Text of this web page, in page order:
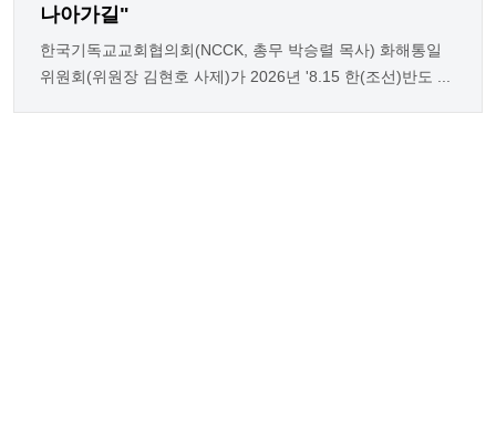
나아가길"
한국기독교교회협의회(NCCK, 총무 박승렬 목사) 화해통일
위원회(위원장 김현호 사제)가 2026년 '8.15 한(조선)반도 ...